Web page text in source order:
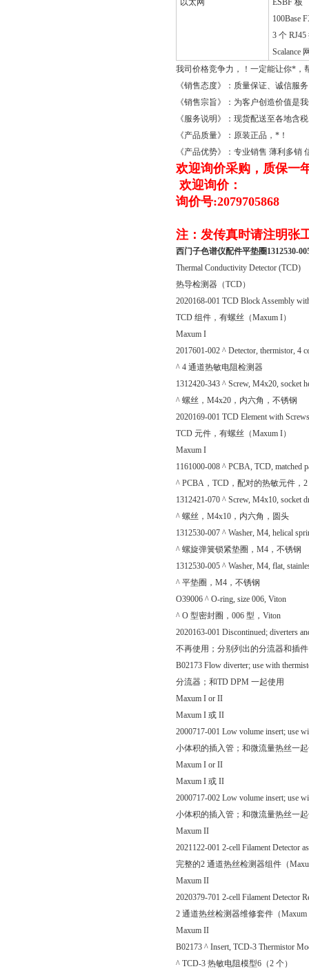
以太网
ESBF 板
100Base
3 个
Scalance
我司价格竞争力，！一定能让你*，
《销售态度》：质量保证、诚信服
《销售宗旨》：为客户创造价值是
《服务说明》：现货配送至各地含
《产品质量》：原装正品，*！
《产品优势》：专业销售 薄利多
欢迎询价采购，质保一
欢迎询价：
询价号:2079705868
注：发传真时请注明张
西门子色谱仪配件平垫圈1312530-
Thermal Conductivity Detector (TCD)
热导检测器（TCD）
2020168-001 TCD Block Assembly
TCD 组件，有螺丝（Maxum I）
Maxum I
2017601-002 ^ Detector, thermistor, 4
^ 4 通道热敏电阻检测器
1312420-343 ^ Screw, M4x20, socket
^ 螺丝，M4x20，内六角，不锈钢
2020169-001 TCD Element with
TCD 元件，有螺丝（Maxum I）
Maxum I
1161000-008 ^ PCBA, TCD, matched
^ PCBA，TCD，配对的热敏元件，
1312421-070 ^ Screw, M4x10, socket
^ 螺丝，M4x10，内六角，圆头
1312530-007 ^ Washer, M4, helical
^ 螺旋弹簧锁紧垫圈，M4，不锈钢
1312530-005 ^ Washer, M4, flat,
^ 平垫圈，M4，不锈钢
O39006 ^ O-ring, size 006, Viton
^ O 型密封圈，006 型，Viton
2020163-001 Discontinued; diverters
不再使用；分别列出的分流器和插件
B02173 Flow diverter; use with
分流器；和TD DPM 一起使用
Maxum I or II
Maxum I 或 II
2000717-001 Low volume insert; use
小体积的插入管；和微流量热丝一
Maxum I or II
Maxum I 或 II
2000717-002 Low volume insert; use
小体积的插入管；和微流量热丝一
Maxum II
2021122-001 2-cell Filament Detector
完整的2 通道热丝检测器组件（
Maxum II
2020379-701 2-cell Filament Detector
2 通道热丝检测器维修套件（
Maxum II
B02173 ^ Insert, TCD-3 Thermistor
^ TCD-3 热敏电阻模型6（2 个）